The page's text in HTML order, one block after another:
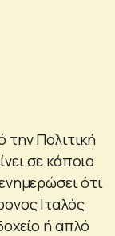
την Πολιτική
σε κάποιο
ότι
Ιταλός
ή απλό